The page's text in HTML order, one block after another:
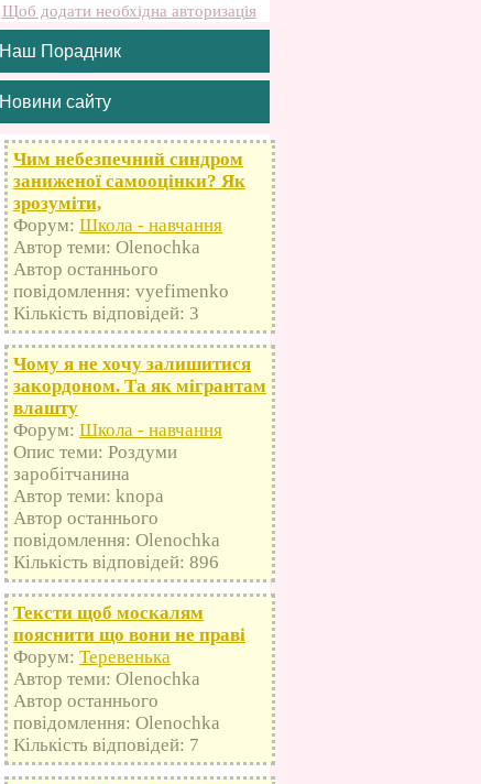
Щоб додати необхідна авторизація
Наш Порадник
Новини сайту
Чим небезпечний синдром
заниженої самооцінки? Як
зрозуміти,
Форум: Школа - навчання
Автор теми: Olenochka
Автор останнього
повідомлення: vyefimenko
Кількість відповідей: 3
Чому я не хочу залишитися
закордоном. Та як мігрантам
влашту
Форум: Школа - навчання
Опис теми: Роздуми
заробітчанина
Автор теми: knopa
Автор останнього
повідомлення: Olenochka
Кількість відповідей: 896
Тексти щоб москалям
пояснити що вони не праві
Форум: Теревенька
Автор теми: Olenochka
Автор останнього
повідомлення: Olenochka
Кількість відповідей: 7